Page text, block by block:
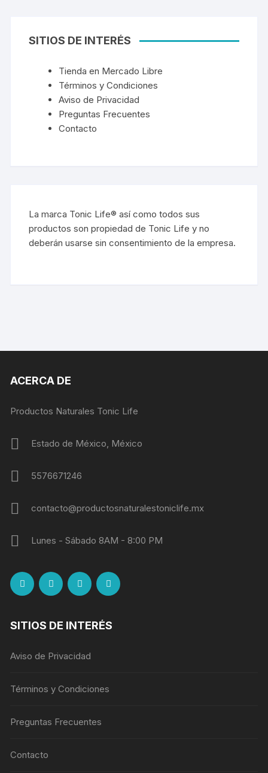
SITIOS DE INTERÉS
Tienda en Mercado Libre
Términos y Condiciones
Aviso de Privacidad
Preguntas Frecuentes
Contacto
La marca Tonic Life® así como todos sus
productos son propiedad de Tonic Life y no
deberán usarse sin consentimiento de la empresa.
ACERCA DE
Productos Naturales Tonic Life
Estado de México, México
5576671246
contacto@productosnaturalestoniclife.mx
Lunes - Sábado 8AM - 8:00 PM
SITIOS DE INTERÉS
Aviso de Privacidad
Términos y Condiciones
Preguntas Frecuentes
Contacto